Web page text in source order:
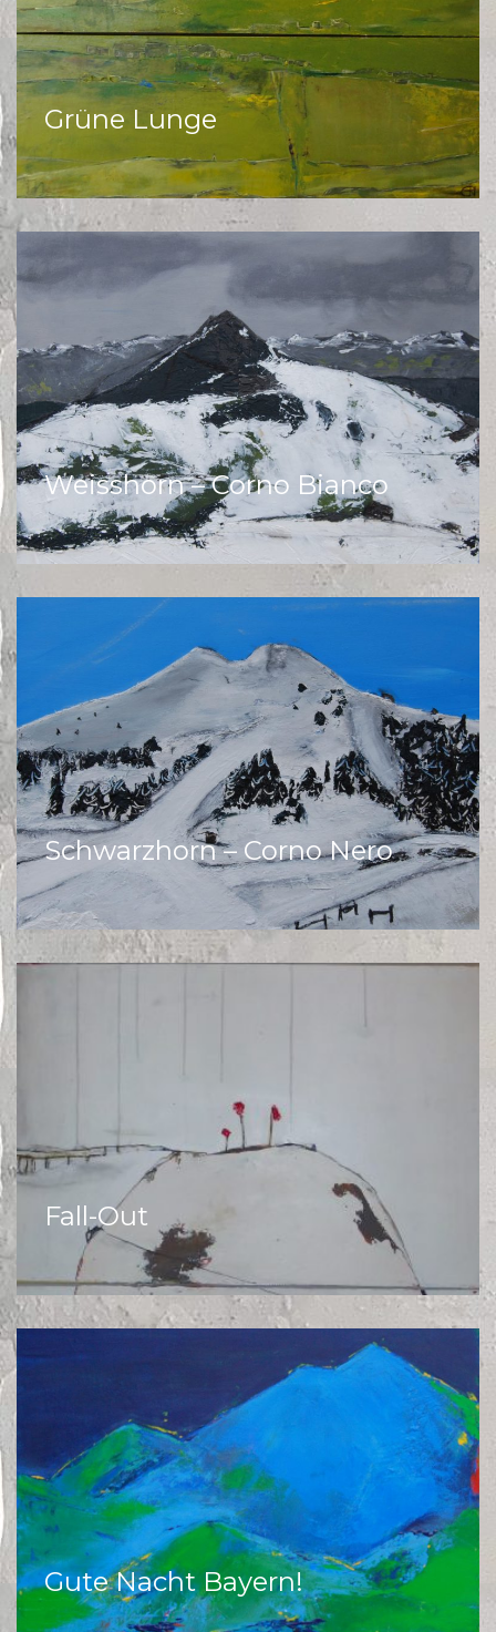
Grüne Lunge
Weisshorn – Corno Bianco
Schwarzhorn – Corno Nero
Fall-Out
Gute Nacht Bayern!